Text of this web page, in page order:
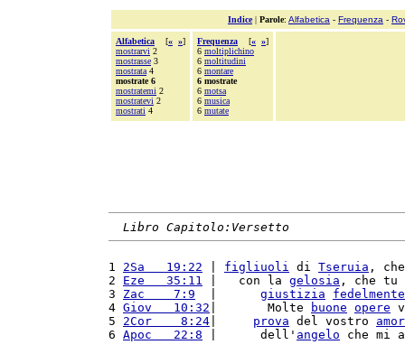
Indice| Parole: Alfabetica - Frequenza -
Alfabetica [« »]
mostrarvi 2
mostrasse 3
mostrata 4
mostrate 6
mostratemi 2
mostratevi 2
mostrati 4
Frequenza [« »]
6 moltiplichino
6 moltitudini
6 montare
6 mostrate
6 motsa
6 musica
6 mutate
Libro Capitolo:Versetto
1 2Sa   19:22 figliuoli di Tseruia ,
2 Eze   35:11 |   con la gelosia , che
3 Zac    7:9 giustizia
fedelmente
4 Giov   10:32 |       Molte buone opere
5 2Cor    8:24 prova del vostro
6 Apoc   22:8 |      dell' angelo che mi